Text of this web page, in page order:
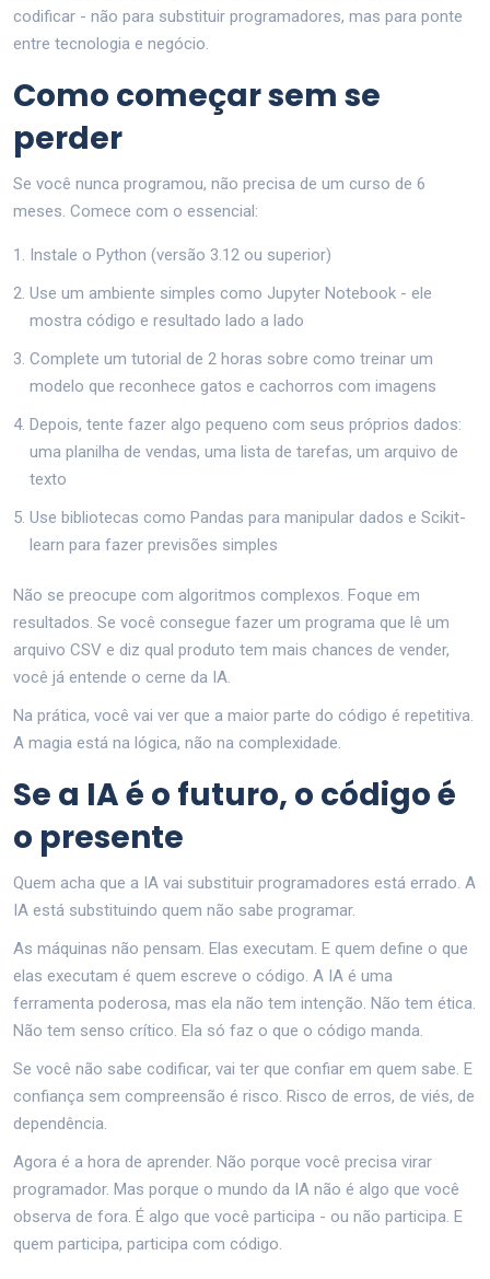
codificar - não para substituir programadores, mas para ponte
entre tecnologia e negócio.
Como começar sem se
perder
Se você nunca programou, não precisa de um curso de 6
meses. Comece com o essencial:
Instale o Python (versão 3.12 ou superior)
Use um ambiente simples como Jupyter Notebook - ele
mostra código e resultado lado a lado
Complete um tutorial de 2 horas sobre como treinar um
modelo que reconhece gatos e cachorros com imagens
Depois, tente fazer algo pequeno com seus próprios dados:
uma planilha de vendas, uma lista de tarefas, um arquivo de
texto
Use bibliotecas como Pandas para manipular dados e Scikit-
learn para fazer previsões simples
Não se preocupe com algoritmos complexos. Foque em
resultados. Se você consegue fazer um programa que lê um
arquivo CSV e diz qual produto tem mais chances de vender,
você já entende o cerne da IA.
Na prática, você vai ver que a maior parte do código é repetitiva.
A magia está na lógica, não na complexidade.
Se a IA é o futuro, o código é
o presente
Quem acha que a IA vai substituir programadores está errado. A
IA está substituindo quem não sabe programar.
As máquinas não pensam. Elas executam. E quem define o que
elas executam é quem escreve o código. A IA é uma
ferramenta poderosa, mas ela não tem intenção. Não tem ética.
Não tem senso crítico. Ela só faz o que o código manda.
Se você não sabe codificar, vai ter que confiar em quem sabe. E
confiança sem compreensão é risco. Risco de erros, de viés, de
dependência.
Agora é a hora de aprender. Não porque você precisa virar
programador. Mas porque o mundo da IA não é algo que você
observa de fora. É algo que você participa - ou não participa. E
quem participa, participa com código.